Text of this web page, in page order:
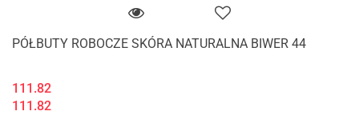
PÓŁBUTY ROBOCZE SKÓRA NATURALNA BIWER 44
111.82
111.82